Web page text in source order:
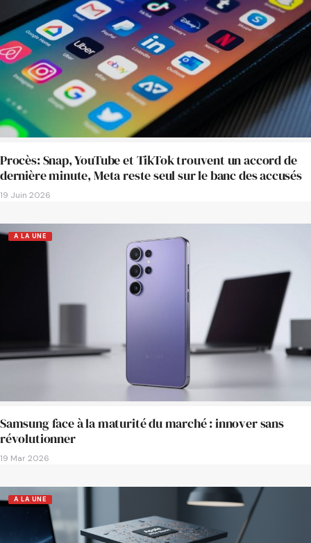
Procès: Snap, YouTube et TikTok trouvent un accord de
dernière minute, Meta reste seul sur le banc des accusés
19 Juin 2026
A LA UNE
Samsung face à la maturité du marché : innover sans
révolutionner
19 Mar 2026
A LA UNE